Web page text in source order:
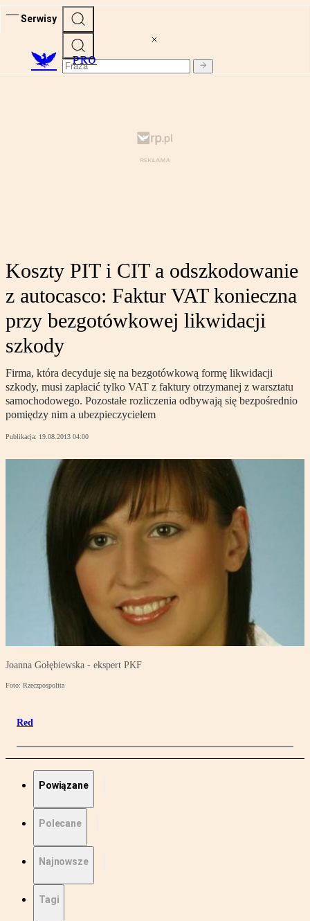
Serwisy
PRO
Koszty PIT i CIT a odszkodowanie
z autocasco: Faktur VAT konieczna
przy bezgotówkowej likwidacji
szkody
Firma, która decyduje się na bezgotówkową formę likwidacji
szkody, musi zapłacić tylko VAT z faktury otrzymanej z warsztatu
samochodowego. Pozostałe rozliczenia odbywają się bezpośrednio
pomiędzy nim a ubezpieczycielem
Publikacja: 19.08.2013 04:00
Joanna Gołębiewska - ekspert PKF
Foto: Rzeczpospolita
Red
Powiązane
Polecane
Najnowsze
Tagi